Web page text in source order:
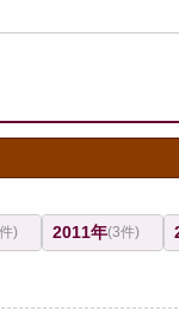
) 2011年(3件)